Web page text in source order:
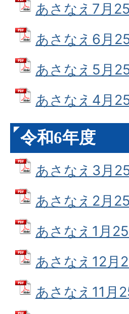
あさなえ7月
あさなえ6月
あさなえ5月
あさなえ4月
令和6年度
あさなえ3月
あさなえ2月
あさなえ1月
あさなえ12月
あさなえ11月